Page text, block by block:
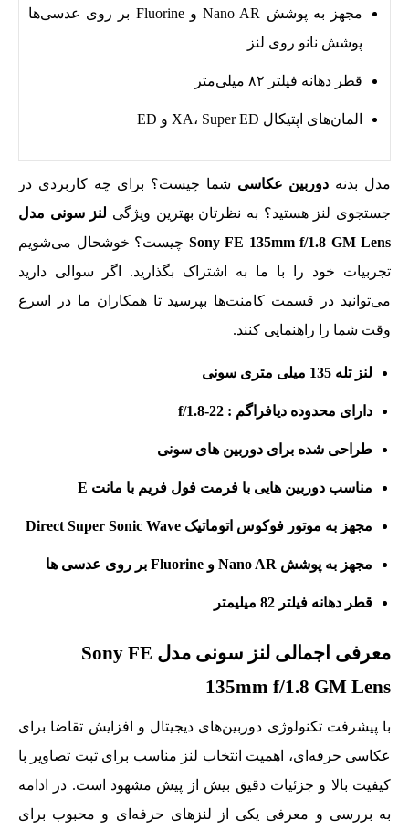
مجهز به پوشش Nano AR و Fluorine بر روی عدسی‌ها
پوشش نانو روی لنز
قطر دهانه فیلتر ۸۲ میلی‌متر
المان‌های اپتیکال XA، Super ED و ED
مدل بدنه دوربین عکاسی شما چیست؟ برای چه کاربردی در
جستجوی لنز هستید؟ به نظرتان بهترین ویژگی لنز سونی مدل
Sony FE 135mm f/1.8 GM Lens چیست؟ خوشحال می‌شویم
تجربیات خود را با ما به اشتراک بگذارید. اگر سوالی دارید
می‌توانید در قسمت کامنت‌ها بپرسید تا همکاران ما در اسرع
وقت شما را راهنمایی کنند.
لنز تله 135 میلی متری سونی
دارای محدوده دیافراگم : f/1.8-22
طراحی شده برای دوربین های سونی
مناسب دوربین هایی با فرمت فول فریم با مانت E
مجهز به موتور فوکوس اتوماتیک Direct Super Sonic Wave
مجهز به پوشش Nano AR و Fluorine بر روی عدسی ها
قطر دهانه فیلتر 82 میلیمتر
معرفی اجمالی لنز سونی مدل Sony FE
135mm f/1.8 GM Lens
با پیشرفت تکنولوژی دوربین‌های دیجیتال و افزایش تقاضا برای
عکاسی حرفه‌ای، اهمیت انتخاب لنز مناسب برای ثبت تصاویر با
کیفیت بالا و جزئیات دقیق بیش از پیش مشهود است. در ادامه
به بررسی و معرفی یکی از لنز‌های حرفه‌ای و محبوب برای